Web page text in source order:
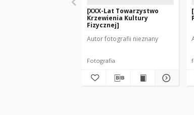
[XXX-Lat Towarzystwo
Krzewienia Kultury
Fizycznej]
Autor fotografii nieznany
Fotografia